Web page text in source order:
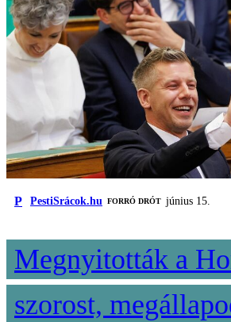
P PestiSrácok.hu FORRÓ DRÓT június 15.
Megnyitották a
szorost,